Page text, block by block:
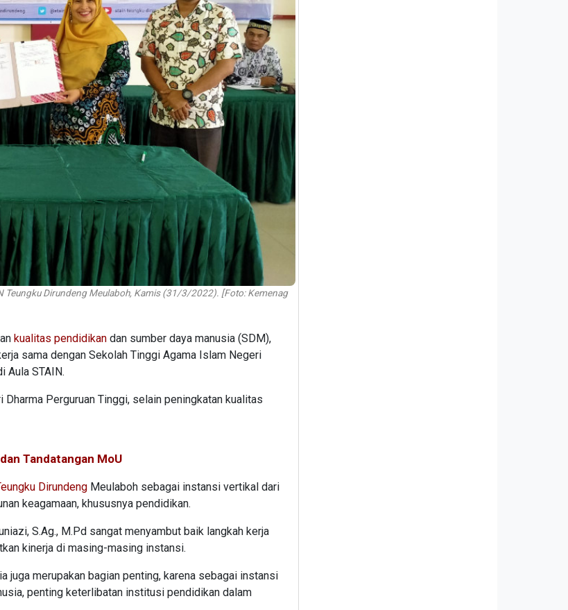
Teungku Dirundeng Meulaboh, Kamis (31/3/2022). [Foto: Kemenag
kualitas pendidikan dan sumber daya manusia (SDM),
sama dengan Sekolah Tinggi Agama Islam Negeri
Aula STAIN.
Perguruan Tinggi, selain peningkatan kualitas
Tandatangan MoU
Dirundeng Meulaboh sebagai instansi vertikal dari
keagamaan, khususnya pendidikan.
S.Ag., M.Pd sangat menyambut baik langkah kerja
kinerja di masing-masing instansi.
juga merupakan bagian penting, karena sebagai instansi
penting keterlibatan institusi pendidikan dalam